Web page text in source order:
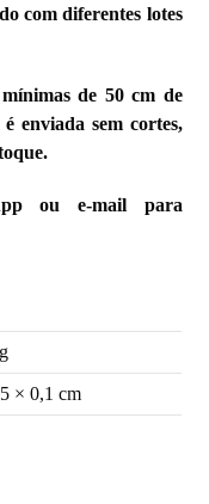
com diferentes lotes
de 50 cm de
enviada sem cortes,
ou e-mail para
× 0,1 cm